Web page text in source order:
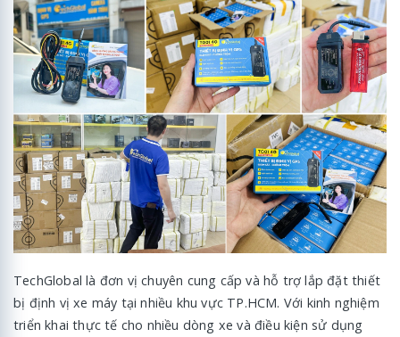
TechGlobal là đơn vị chuyên cung cấp và hỗ trợ lắp đặt thiết
bị định vị xe máy tại nhiều khu vực TP.HCM. Với kinh nghiệm
triển khai thực tế cho nhiều dòng xe và điều kiện sử dụng